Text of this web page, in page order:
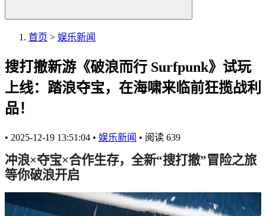
首页 > 娱乐新闻
搜打撤新游《破浪而行 Surfpunk》试玩
上线：踏浪夺宝，在海啸来临前狂揽战利
品！
• 2025-12-19 13:51:04 • 娱乐新闻 • 阅读 639
冲浪×夺宝×合作生存，全新“搜打撤”冒险之旅
等你破浪开启